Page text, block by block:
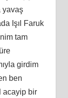
yavaş
Işıl Faruk
tam
girdim
ben
acayip bir